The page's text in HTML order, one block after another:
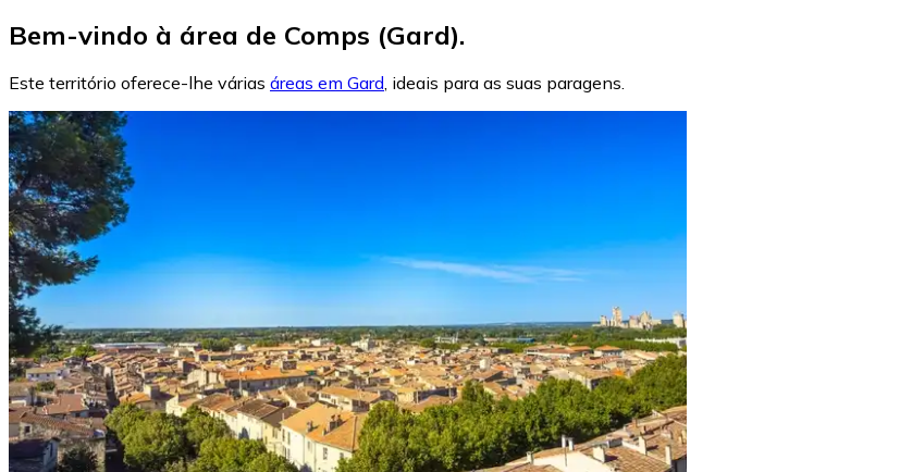
Bem-vindo à área de Comps (Gard).
Este território oferece-lhe várias áreas em Gard, ideais para as suas paragens.